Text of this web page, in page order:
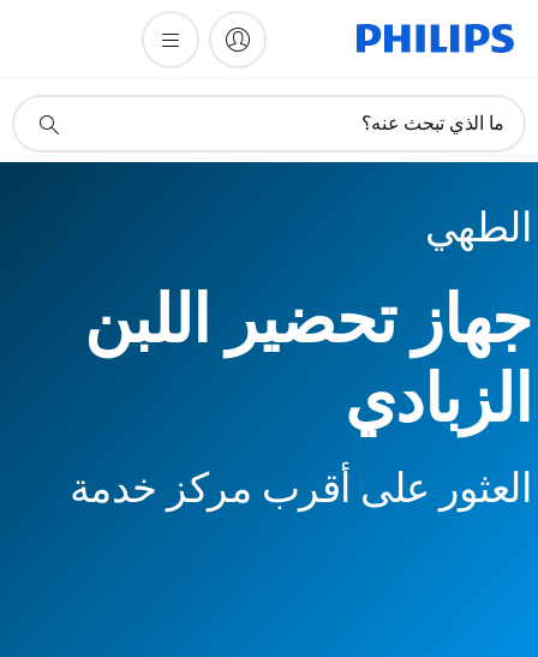
دعم
ما الذي تبحث عنه؟
الطهي
جهاز تحضير اللبن
الزبادي
العثور على أقرب مركز خدمة